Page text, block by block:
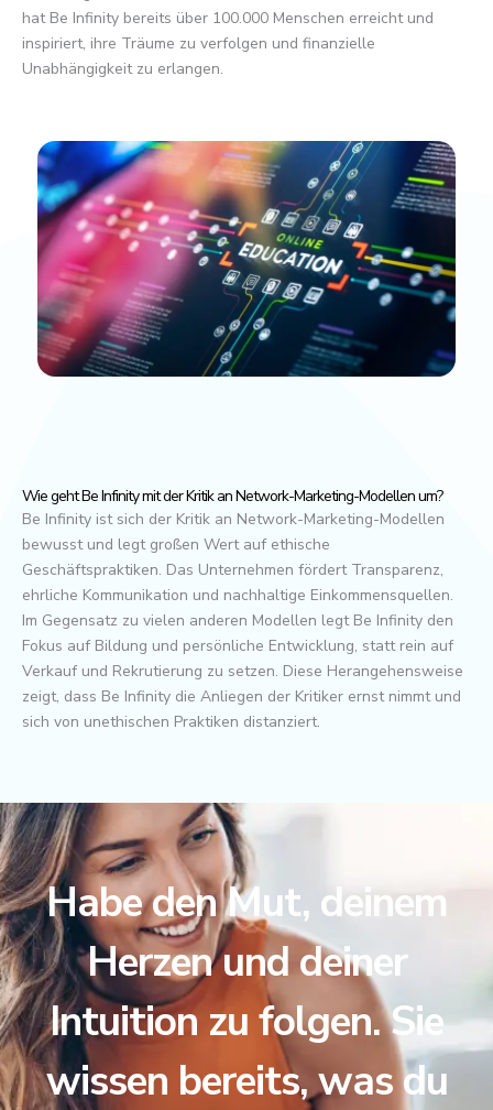
hat Be Infinity bereits über 100.000 Menschen erreicht und
inspiriert, ihre Träume zu verfolgen und finanzielle
Unabhängigkeit zu erlangen.
Wie geht Be Infinity mit der Kritik an Network-Marketing-Modellen um?
Be Infinity ist sich der Kritik an Network-Marketing-Modellen
bewusst und legt großen Wert auf ethische
Geschäftspraktiken. Das Unternehmen fördert Transparenz,
ehrliche Kommunikation und nachhaltige Einkommensquellen.
Im Gegensatz zu vielen anderen Modellen legt Be Infinity den
Fokus auf Bildung und persönliche Entwicklung, statt rein auf
Verkauf und Rekrutierung zu setzen. Diese Herangehensweise
zeigt, dass Be Infinity die Anliegen der Kritiker ernst nimmt und
sich von unethischen Praktiken distanziert.
Habe den Mut, deinem
Herzen und deiner
Intuition zu folgen. Sie
wissen bereits, was du